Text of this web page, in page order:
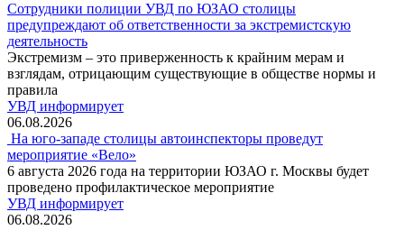
Сотрудники полиции УВД по ЮЗАО столицы
предупреждают об ответственности за экстремистскую
деятельность
Экстремизм – это приверженность к крайним мерам и
взглядам, отрицающим существующие в обществе нормы и
правила
УВД информирует
06.08.2026
На юго-западе столицы автоинспекторы проведут
мероприятие «Вело»
6 августа 2026 года на территории ЮЗАО г. Москвы будет
проведено профилактическое мероприятие
УВД информирует
06.08.2026